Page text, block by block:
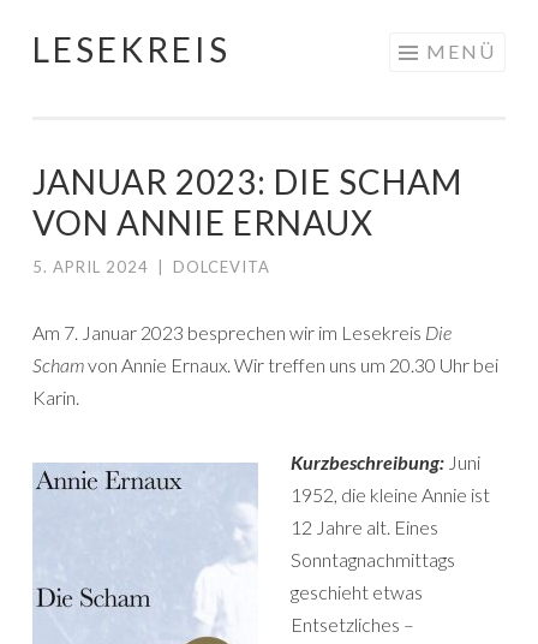
Springe
LESEKREIS MENÜ
JANUAR 2023: DIE SCHAM
VON ANNIE ERNAUX
5. APRIL 2024 DOLCEVITA
Am 7. Januar 2023 besprechen wir im Lesekreis Die
Schamvon Annie Ernaux. Wir treffen uns um 20.30 Uhr bei
Karin.
Kurzbeschreibung: Juni
1952, die kleine Annie ist
12 Jahre alt. Eines
Sonntagnachmittags
geschieht etwas
Entsetzliches –